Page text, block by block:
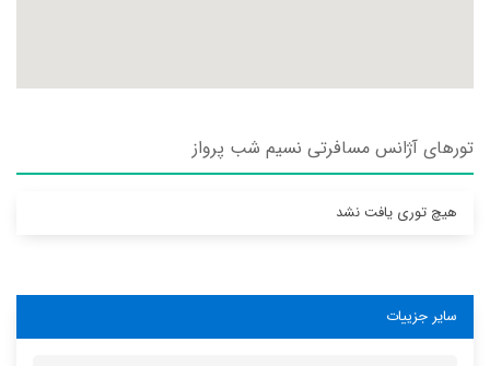
تورهای آژانس مسافرتی نسيم شب پرواز
هیچ توری یافت نشد
سایر جزییات